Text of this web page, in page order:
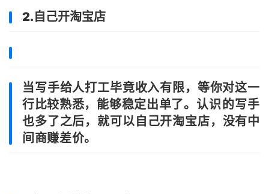
2.自己开淘宝店
当写手给人打工毕竟收入有限，等你对这一
行比较熟悉，能够稳定出单了。 认识的写手
也多了之后，就可以自己开淘宝店，没有中
间商赚差价。